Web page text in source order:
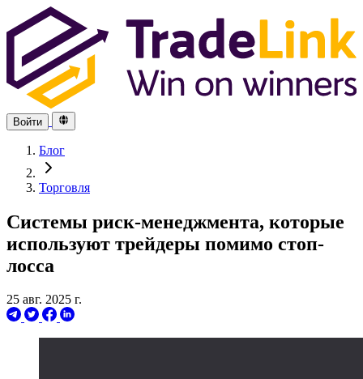
Войти
Блог
Торговля
Системы риск-менеджмента, которые
используют трейдеры помимо стоп-
лосса
25 авг. 2025 г.